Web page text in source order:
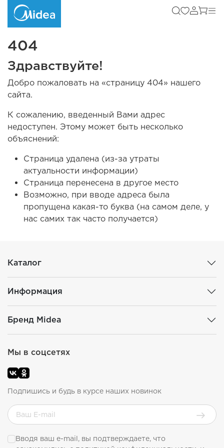
404
Здравствуйте!
Добро пожаловать на «страницу 404» нашего
сайта.
К сожалению, введенный Вами адрес
недоступен. Этому может быть несколько
объяснений:
Страница удалена (из-за утраты
актуальности информации)
Страница перенесена в другое место
Возможно, при вводе адреса была
пропущена какая-то буква (на самом деле, у
нас самих так часто получается)
Каталог
Информация
Бренд Midea
Мы в соцсетях
Подпишись и будь в курсе наших новинок
Вводя ваш e-mail, вы подтверждаете, что